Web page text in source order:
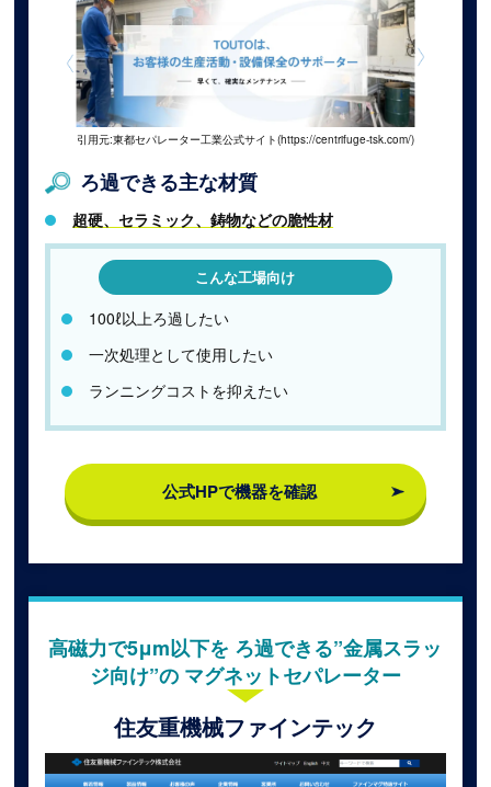
引用元:東都セパレーター工業公式サイト(https://centrifuge-tsk.com/)
ろ過できる主な材質
超硬、セラミック、鋳物などの脆性材
こんな工場向け
100ℓ以上ろ過したい
一次処理として使用したい
ランニングコストを抑えたい
公式HPで機器を確認
高磁力で5μm以下を ろ過できる”金属スラッ
ジ向け”の マグネットセパレーター
住友重機械ファインテック